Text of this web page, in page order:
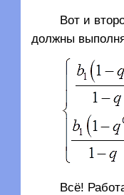
Вот и второе
должны
Всё! Работа с